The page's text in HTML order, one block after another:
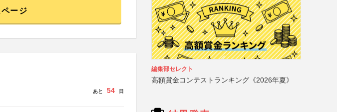
ージ
あと 54 日
編集部セレクト
高額賞金コンテストランキング《2026年夏》